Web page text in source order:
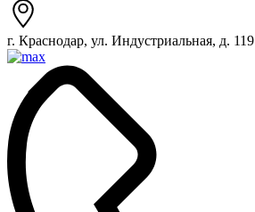
г. Краснодар, ул. Индустриальная, д. 119